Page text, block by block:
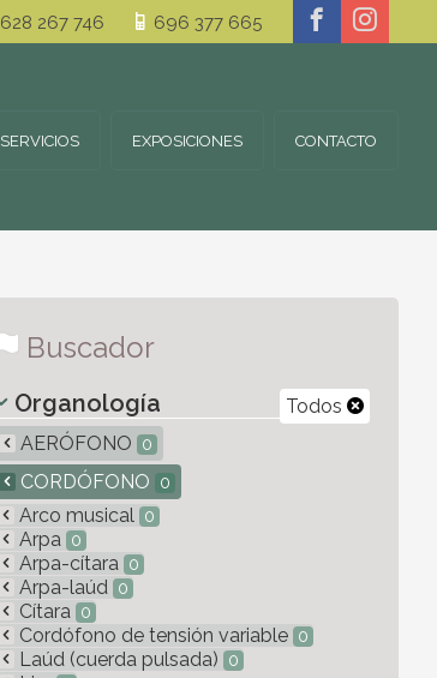
628 267 746 696 377 665
SERVICIOS EXPOSICIONES CONTACTO
Buscador
Todos
Organología
AERÓFONO 0
CORDÓFONO 0
Arco musical 0
Arpa 0
Arpa-cítara 0
Arpa-laúd 0
Cítara 0
Cordófono de tensión variable 0
Laúd (cuerda pulsada) 0